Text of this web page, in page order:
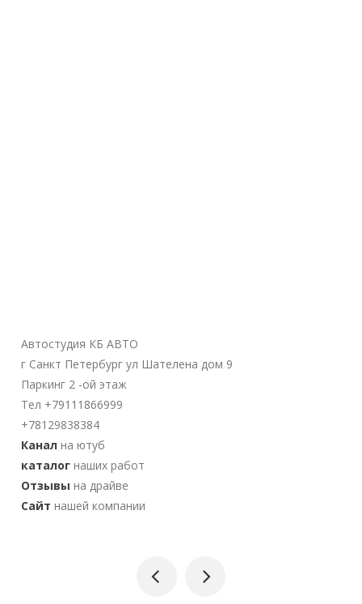
Автостудия КБ АВТО
г Санкт Петербург ул Шателена дом 9
Паркинг 2 -ой этаж
Тел +79111866999
+78129838384
Канал на ютуб
каталог наших работ
Отзывы на драйве
Сайт нашей компании